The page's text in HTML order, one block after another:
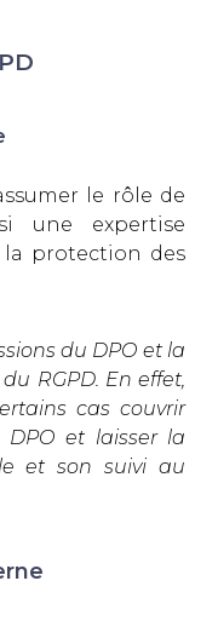
le rôle de
une expertise
protection des
du DPO et la
RGPD. En effet,
cas couvrir
et laisser la
et son suivi au